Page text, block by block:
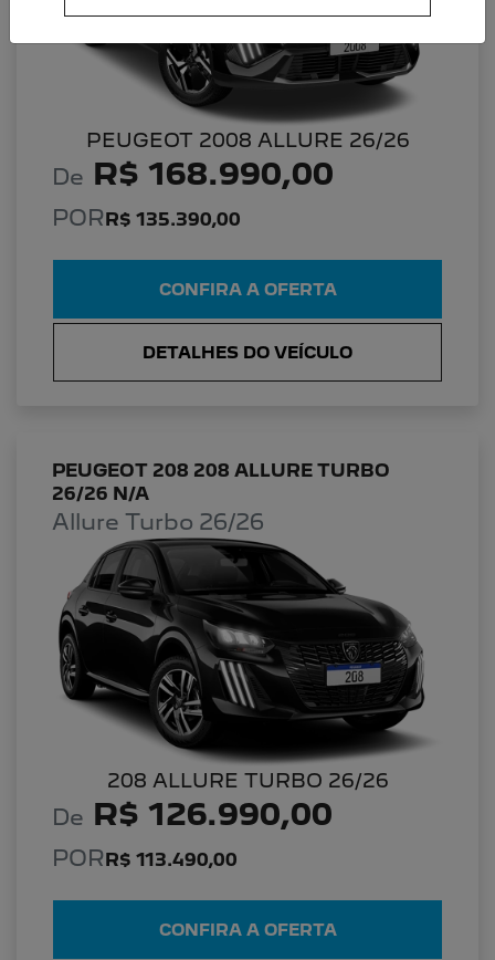
PEUGEOT 2008 ALLURE 26/26
De R$ 168.990,00
POR R$ 135.390,00
CONFIRA A OFERTA
DETALHES DO VEÍCULO
PEUGEOT 208 208 ALLURE TURBO
26/26 N/A
Allure Turbo 26/26
208 ALLURE TURBO 26/26
De R$ 126.990,00
PORR$ 113.490,00
CONFIRA A OFERTA